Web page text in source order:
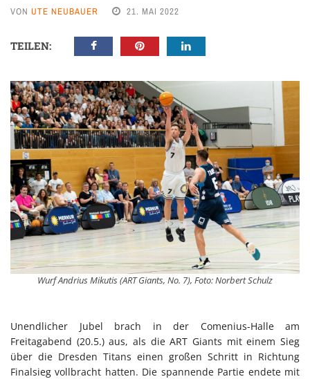
VON UTE NEUBAUER 21. MAI 2022
TEILEN:
Wurf Andrius Mikutis (ART Giants, No. 7), Foto: Norbert Schulz
Unendlicher Jubel brach in der Comenius-Halle am
Freitagabend (20.5.) aus, als die ART Giants mit einem Sieg
über die Dresden Titans einen großen Schritt in Richtung
Finalsieg vollbracht hatten. Die spannende Partie endete mit